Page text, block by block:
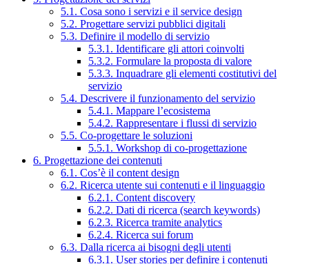
5.1. Cosa sono i servizi e il service design
5.2. Progettare servizi pubblici digitali
5.3. Definire il modello di servizio
5.3.1. Identificare gli attori coinvolti
5.3.2. Formulare la proposta di valore
5.3.3. Inquadrare gli elementi costitutivi del
servizio
5.4. Descrivere il funzionamento del servizio
5.4.1. Mappare l’ecosistema
5.4.2. Rappresentare i flussi di servizio
5.5. Co-progettare le soluzioni
5.5.1. Workshop di co-progettazione
6. Progettazione dei contenuti
6.1. Cos’è il content design
6.2. Ricerca utente sui contenuti e il linguaggio
6.2.1. Content discovery
6.2.2. Dati di ricerca (search keywords)
6.2.3. Ricerca tramite analytics
6.2.4. Ricerca sui forum
6.3. Dalla ricerca ai bisogni degli utenti
6.3.1. User stories per definire i contenuti